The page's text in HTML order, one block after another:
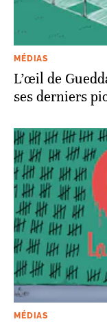
MÉDIAS
L’œil de
ses derniers
MÉDIAS